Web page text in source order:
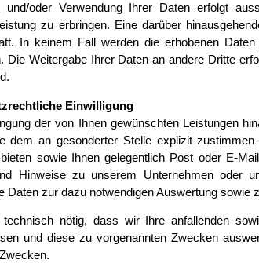
und/oder Verwendung Ihrer Daten erfolgt
zu erbringen. Eine darüber
In keinem Fall werden die erhobenen
Die Weitergabe Ihrer Daten an andere Dritte
Einwilligung
der von Ihnen gewünschten Leistungen
dem an gesonderter Stelle explizit
bieten sowie Ihnen gelegentlich Post oder E-
Hinweise zu unserem Unternehmen oder
Daten zur dazu notwendigen Auswertung
nötig, dass wir Ihre anfallenden
und diese zu vorgenannten Zwecken